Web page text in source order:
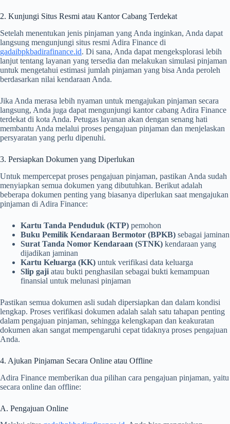
2. Kunjungi Situs Resmi atau Kantor Cabang Terdekat
Setelah menentukan jenis pinjaman yang Anda inginkan, Anda dapat
langsung mengunjungi situs resmi Adira Finance di
gadaibpkbadirafinance.id. Di sana, Anda dapat mengeksplorasi lebih
lanjut tentang layanan yang tersedia dan melakukan simulasi pinjaman
untuk mengetahui estimasi jumlah pinjaman yang bisa Anda peroleh
berdasarkan nilai kendaraan Anda.
Jika Anda merasa lebih nyaman untuk mengajukan pinjaman secara
langsung, Anda juga dapat mengunjungi kantor cabang Adira Finance
terdekat di kota Anda. Petugas layanan akan dengan senang hati
membantu Anda melalui proses pengajuan pinjaman dan menjelaskan
persyaratan yang perlu dipenuhi.
3. Persiapkan Dokumen yang Diperlukan
Untuk mempercepat proses pengajuan pinjaman, pastikan Anda sudah
menyiapkan semua dokumen yang dibutuhkan. Berikut adalah
beberapa dokumen penting yang biasanya diperlukan saat mengajukan
pinjaman di Adira Finance:
Kartu Tanda Penduduk (KTP) pemohon
Buku Pemilik Kendaraan Bermotor (BPKB) sebagai jaminan
Surat Tanda Nomor Kendaraan (STNK) kendaraan yang
dijadikan jaminan
Kartu Keluarga (KK) untuk verifikasi data keluarga
Slip gaji atau bukti penghasilan sebagai bukti kemampuan
finansial untuk melunasi pinjaman
Pastikan semua dokumen asli sudah dipersiapkan dan dalam kondisi
lengkap. Proses verifikasi dokumen adalah salah satu tahapan penting
dalam pengajuan pinjaman, sehingga kelengkapan dan keakuratan
dokumen akan sangat mempengaruhi cepat tidaknya proses pengajuan
Anda.
4. Ajukan Pinjaman Secara Online atau Offline
Adira Finance memberikan dua pilihan cara pengajuan pinjaman, yaitu
secara online dan offline:
A. Pengajuan Online